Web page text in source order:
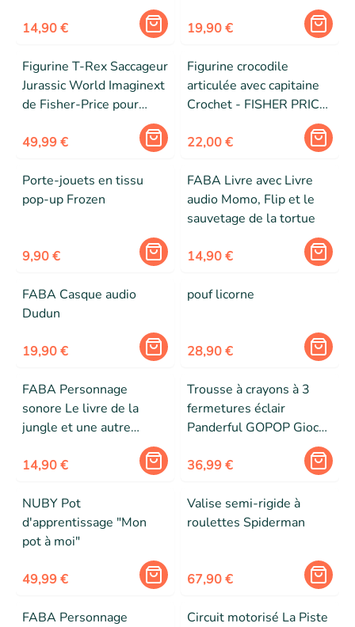
14,90 € 19,90 €
Figurine T-Rex Saccageur
Jurassic World Imaginext
de Fisher-Price pour
enfants de 3 ans et plus
49,99 €
Figurine crocodile
articulée avec capitaine
Crochet - FISHER PRICE
- Imaginext - Crocodile
et Capitaine Crochet
22,00 €
Porte-jouets en tissu
pop-up Frozen
9,90 €
FABA Livre avec Livre
audio Momo, Flip et le
sauvetage de la tortue
14,90 €
FABA Casque audio
Dudun
19,90 €
pouf licorne
28,90 €
FABA Personnage
sonore Le livre de la
jungle et une autre
14,90 €
Trousse à crayons à 3
fermetures éclair
Panderful GOPOP Giochi
36,99 €
NUBY Pot
d'apprentissage "Mon
pot à moi"
49,99 €
Valise semi-rigide à
roulettes Spiderman
67,90 €
FABA Personnage
Circuit motorisé La Piste